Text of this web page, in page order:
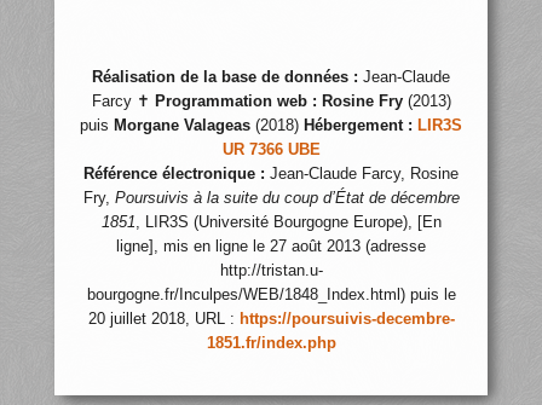
Réalisation de la base de données : Jean-Claude
Farcy ✝ Programmation web : Rosine Fry(2013)
puis Morgane Valageas (2018) Hébergement : LIR3S
UR 7366 UBE
Référence électronique : Jean-Claude Farcy, Rosine
Fry, Poursuivis à la suite du coup d’État de décembre
1851, LIR3S (Université Bourgogne Europe), [En
ligne], mis en ligne le 27 août 2013 (adresse
http://tristan.u-
bourgogne.fr/Inculpes/WEB/1848_Index.html) puis le
20 juillet 2018, URL : https://poursuivis-decembre-
1851.fr/index.php